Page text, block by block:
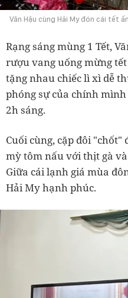
Văn Hậu cùng Hải My đón cái tết
Rạng sáng mùng 1 Tết,
rượu vang uống mừng
tặng nhau chiếc lì xì dễ
phóng sự của chính
2h sáng.
Cuối cùng, cặp đôi
mỳ tôm nấu với thịt gà
Giữa cái lạnh giá mùa
Hải My hạnh phúc.